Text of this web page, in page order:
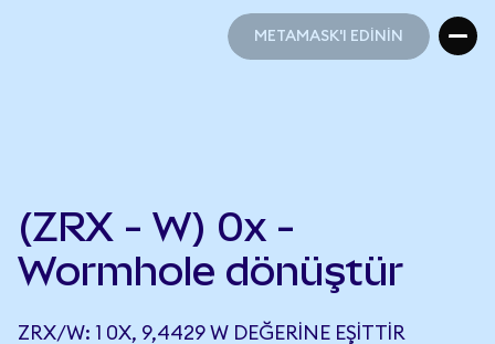
METAMASK'I EDİNİN
(ZRX - W) 0x -
Wormhole dönüştür
ZRX/W: 1 0X, 9,4429 W DEĞERINE EŞITTIR